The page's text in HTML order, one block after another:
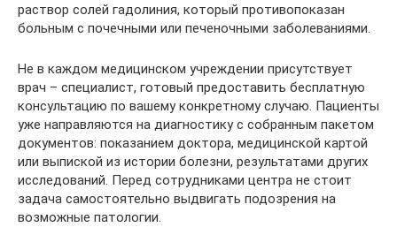
раствор солей гадолиния, который противопоказан
больным с почечными или печеночными заболеваниями.
Не в каждом медицинском учреждении присутствует
врач – специалист, готовый предоставить бесплатную
консультацию по вашему конкретному случаю. Пациенты
уже направляются на диагностику с собранным пакетом
документов: показанием доктора, медицинской картой
или выпиской из истории болезни, результатами других
исследований. Перед сотрудниками центра не стоит
задача самостоятельно выдвигать подозрения на
возможные патологии.